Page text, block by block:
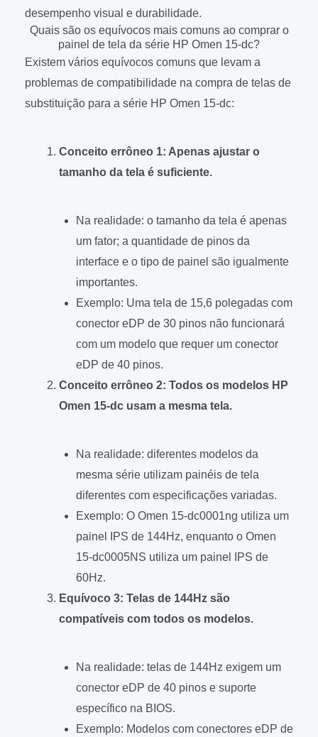
desempenho visual e durabilidade.
Quais são os equívocos mais comuns ao comprar o
painel de tela da série HP Omen 15-dc?
Existem vários equívocos comuns que levam a
problemas de compatibilidade na compra de telas de
substituição para a série HP Omen 15-dc:
Conceito errôneo 1: Apenas ajustar o
tamanho da tela é suficiente.
Na realidade: o tamanho da tela é apenas
um fator; a quantidade de pinos da
interface e o tipo de painel são igualmente
importantes.
Exemplo: Uma tela de 15,6 polegadas com
conector eDP de 30 pinos não funcionará
com um modelo que requer um conector
eDP de 40 pinos.
Conceito errôneo 2: Todos os modelos HP
Omen 15-dc usam a mesma tela.
Na realidade: diferentes modelos da
mesma série utilizam painéis de tela
diferentes com especificações variadas.
Exemplo: O Omen 15-dc0001ng utiliza um
painel IPS de 144Hz, enquanto o Omen
15-dc0005NS utiliza um painel IPS de
60Hz.
Equívoco 3: Telas de 144Hz são
compatíveis com todos os modelos.
Na realidade: telas de 144Hz exigem um
conector eDP de 40 pinos e suporte
específico na BIOS.
Exemplo: Modelos com conectores eDP de